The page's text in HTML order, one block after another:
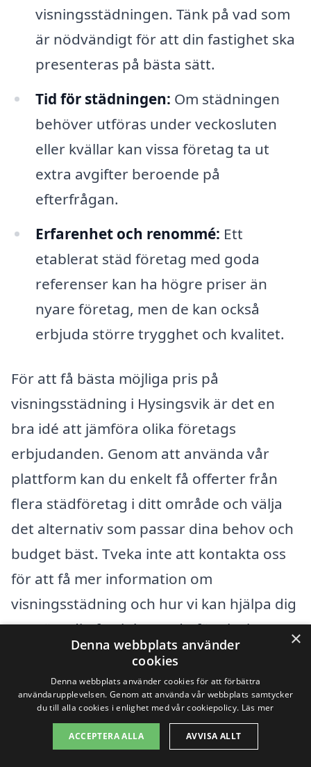
visningsstädningen. Tänk på vad som
är nödvändigt för att din fastighet ska
presenteras på bästa sätt.
Tid för städningen: Om städningen
behöver utföras under veckosluten
eller kvällar kan vissa företag ta ut
extra avgifter beroende på
efterfrågan.
Erfarenhet och renommé: Ett
etablerat städ företag med goda
referenser kan ha högre priser än
nyare företag, men de kan också
erbjuda större trygghet och kvalitet.
För att få bästa möjliga pris på
visningsstädning i Hysingsvik är det en
bra idé att jämföra olika företags
erbjudanden. Genom att använda vår
plattform kan du enkelt få offerter från
flera städföretag i ditt område och välja
det alternativ som passar dina behov och
budget bäst. Tveka inte att kontakta oss
för att få mer information om
visningsstädning och hur vi kan hjälpa dig
att göra din fastighet redo för visning.
Få 3 erbjudanden, gratis och utan
förpliktelser
×
Denna webbplats använder
cookies
Denna webbplats använder cookies för att förbättra
användarupplevelsen. Genom att använda vår webbplats samtycker
du till alla cookies i enlighet med vår cookiepolicy. Läs mer
ACCEPTERA ALLA AVVISA ALLT